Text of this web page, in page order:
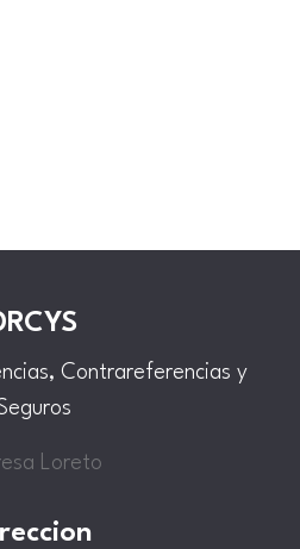
Contrareferencias y
Loreto